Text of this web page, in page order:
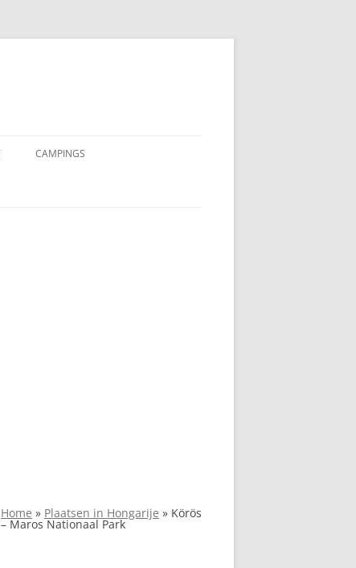
CAMPINGS
Home » Plaatsen in Hongarije » Körös
– Maros Nationaal Park